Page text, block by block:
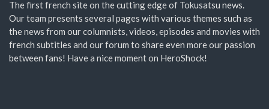
The first french site on the cutting edge of Tokusatsu news.
Our team presents several pages with various themes such as
the news from our columnists, videos, episodes and movies with
french subtitles and our forum to share even more our passion
between fans! Have a nice moment on HeroShock!